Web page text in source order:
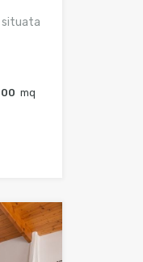
situata
mq